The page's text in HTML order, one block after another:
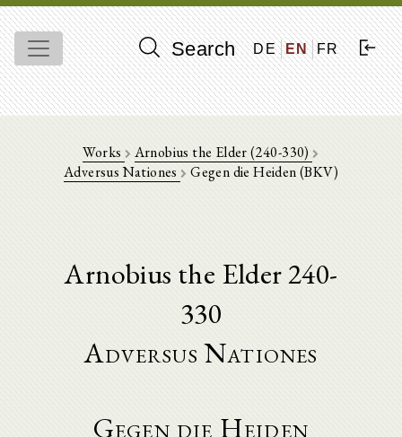
Search DE EN FR
Works
Arnobius the Elder (240-330)
Adversus Nationes Gegen die Heiden (BKV)
Arnobius the Elder 240-
330
Adversus Nationes
Gegen die Heiden